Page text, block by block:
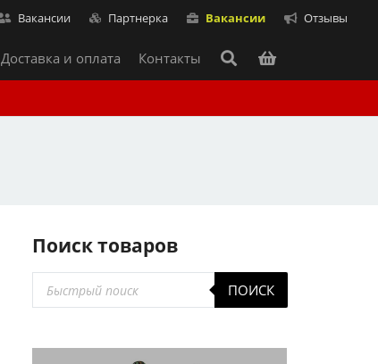
Вакансии Партнерка Вакансии Отзывы
Доставка и оплата Контакты
Поиск товаров
Поиск
товаров
ПОИСК